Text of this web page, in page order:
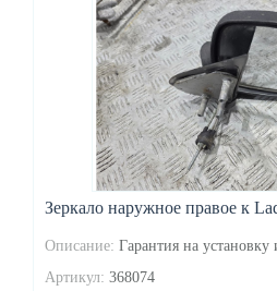
Зеркало наружное правое к
Описание: Гарантия на
Артикул: 368074